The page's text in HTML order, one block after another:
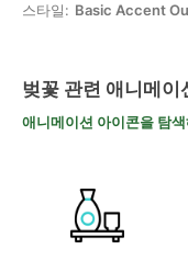
스타일: Basic Accent
벚꽃 관련 애니메
애니메이션 아이콘을 탐